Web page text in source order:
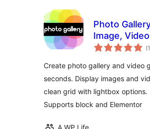
Photo
Image,
Portfolio
Create photo gallery and video
seconds. Display images and
clean grid with lightbox options.
Supports block and Elementor
A WP Life